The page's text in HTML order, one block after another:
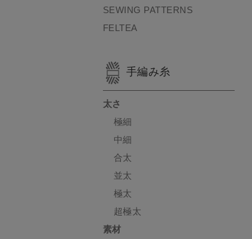
SEWING PATTERNS
FELTEA
手編み糸
太さ
極細
中細
合太
並太
極太
超極太
素材